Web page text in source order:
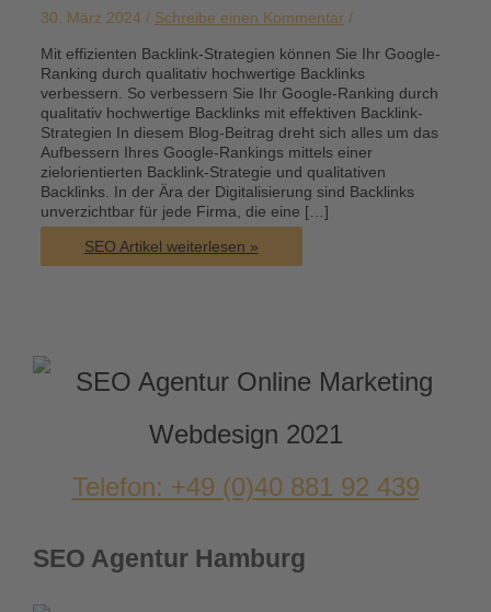
30. März 2024 / Schreibe einen Kommentar /
Mit effizienten Backlink-Strategien können Sie Ihr Google-
Ranking durch qualitativ hochwertige Backlinks
verbessern. So verbessern Sie Ihr Google-Ranking durch
qualitativ hochwertige Backlinks mit effektiven Backlink-
Strategien In diesem Blog-Beitrag dreht sich alles um das
Aufbessern Ihres Google-Rankings mittels einer
zielorientierten Backlink-Strategie und qualitativen
Backlinks. In der Ära der Digitalisierung sind Backlinks
unverzichtbar für jede Firma, die eine […]
Backlink-
Strategien:
Ranking
hochwertige
SEO Artikel weiterlesen »
Telefon: +49 (0)40 881 92 439
SEO Agentur Hamburg